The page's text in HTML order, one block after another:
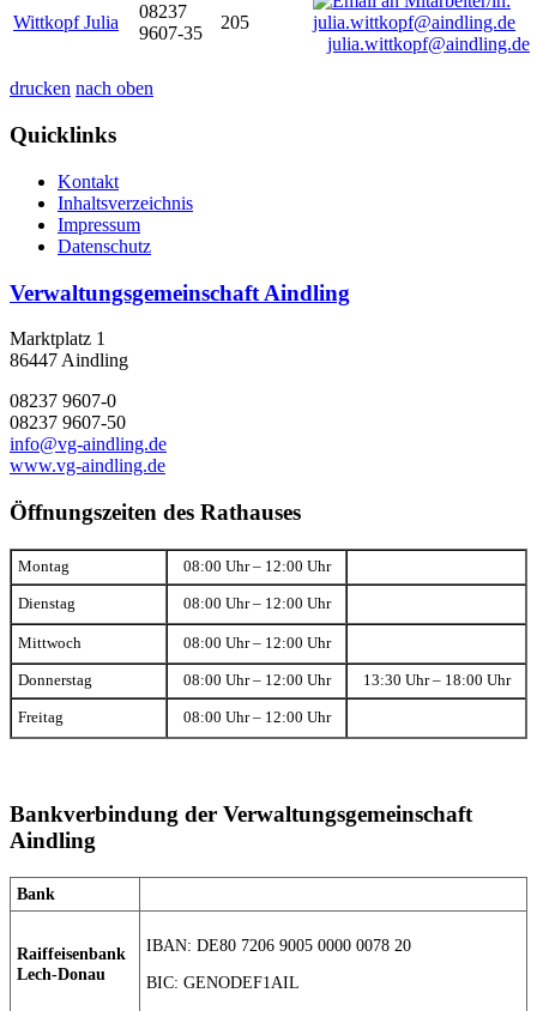
Wittkopf Julia
08237
9607-35
205
julia.wittkopf@aindling.de
drucken nach oben
Quicklinks
Kontakt
Inhaltsverzeichnis
Impressum
Datenschutz
Verwaltungsgemeinschaft Aindling
Marktplatz 1
86447 Aindling
08237 9607-0
08237 9607-50
info@vg-aindling.de
www.vg-aindling.de
Öffnungszeiten des Rathauses
Montag 08:00 Uhr – 12:00 Uhr
Dienstag 08:00 Uhr – 12:00 Uhr
Mittwoch 08:00 Uhr – 12:00 Uhr
Donnerstag 08:00 Uhr – 12:00 Uhr 13:30 Uhr – 18:00 Uhr
Freitag 08:00 Uhr – 12:00 Uhr
Bankverbindung der Verwaltungsgemeinschaft
Aindling
Bank
Raiffeisenbank
Lech-Donau
IBAN: DE80 7206 9005 0000 0078 20
BIC: GENODEF1AIL